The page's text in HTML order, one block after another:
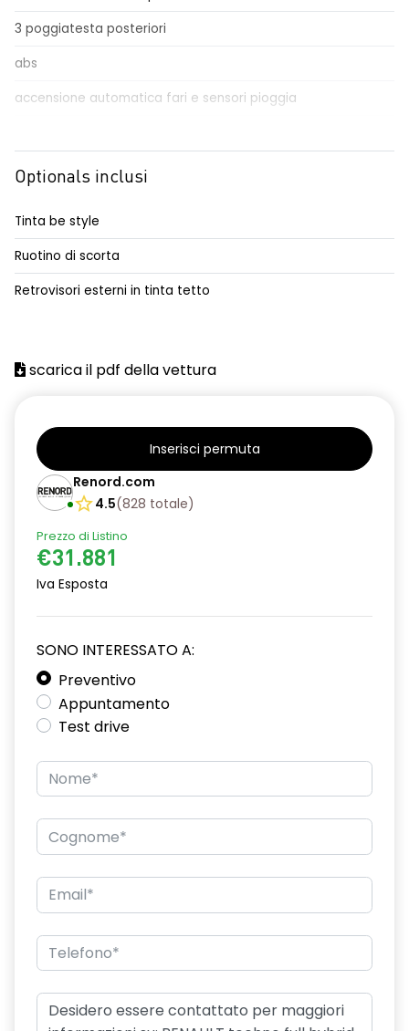
3 poggiatesta posteriori
abs
accensione automatica fari e sensori pioggia
airbag frontale conducente e passeggero
alzacristalli posteriori elettrici impulsionali
assistenza alla frenata d'emergenza
cartografia standard
climatizzatore automatico
criterio tecnico per tetto panoramico
design cerchi in lega da 18'' diamantati black hole
disattivazione ADAS
distance warning avviso distanza di sicurezza
doppio fondo bagagliaio
driver display 10''
eCall funzionalità soggetta a copertura di rete;
compatibilità 2G/3G o 4G/5G a seconda del veicolo
mantenimento della corsia
fari posteriori FULL LED 3D con firma luminosa dinamica C-
SHAPE
frecce di direzione
freno di stazionamento elettrico con funzione Auto-Hold
gas climatizzatore 1234YF
HARM02
Optionals inclusi
Tinta be style
Ruotino di scorta
Retrovisori esterni in tinta tetto
scarica il pdf della vettura
Inserisci permuta
Renord.com
4.5(828 totale)
Prezzo di Listino
€31.881
Iva Esposta
SONO INTERESSATO A:
Preventivo
Appuntamento
Test drive